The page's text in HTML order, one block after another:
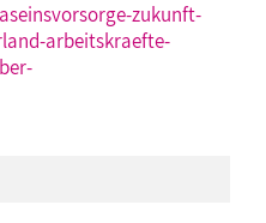
zukunft-
arbeitskraefte-